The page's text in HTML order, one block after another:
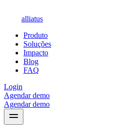
alliatus
Produto
Soluções
Impacto
Blog
FAQ
Login
Agendar demo
Agendar demo